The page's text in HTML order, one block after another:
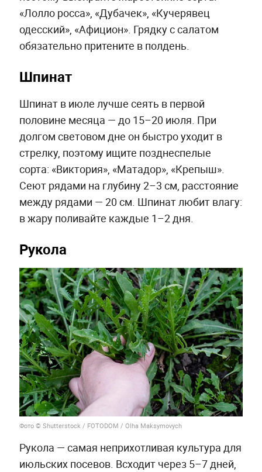
«Лолло росса», «Дубачек», «Кучерявец
одесский», «Афицион». Грядку с салатом
обязательно притените в полдень.
Шпинат
Шпинат в июле лучше сеять в первой
половине месяца — до 15–20 июля. При
долгом световом дне он быстро уходит в
стрелку, поэтому ищите позднеспелые
сорта: «Виктория», «Матадор», «Крепыш».
Сеют рядами на глубину 2–3 см, расстояние
между рядами — 20 см. Шпинат любит влагу:
в жару поливайте каждые 1–2 дня.
Рукола
Фото © Shutterstock / FOTODOM / Olha Maksymovych
Рукола — самая неприхотливая культура для
июльских посевов. Всходит через 5–7 дней,